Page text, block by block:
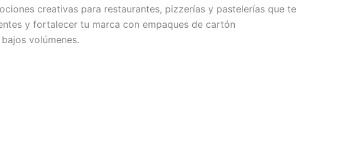
creativas para restaurantes, pizzerías y pastelerías que te
y fortalecer tu marca con empaques de cartón
volúmenes.